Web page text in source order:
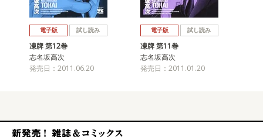
電子版 試し読み
凍牌 第12巻
志名坂高次
発売日：2011.06.20
電子版 試し読み
凍牌 第11巻
志名坂高次
発売日：2011.01.20